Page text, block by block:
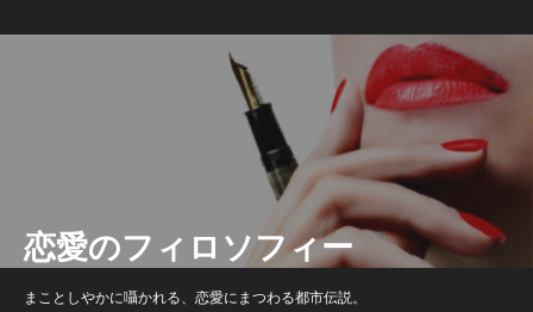
恋愛のフィロソフィー
まことしやかに囁かれる、恋愛にまつわる都市伝説。